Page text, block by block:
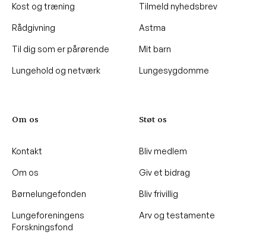
Kost og træning
Rådgivning
Til dig som er pårørende
Lungehold og netværk
Tilmeld nyhedsbrev
Astma
Mit barn
Lungesygdomme
Om os
Kontakt
Om os
Børnelungefonden
Lungeforeningens
Forskningsfond
Støt os
Bliv medlem
Giv et bidrag
Bliv frivillig
Arv og testamente